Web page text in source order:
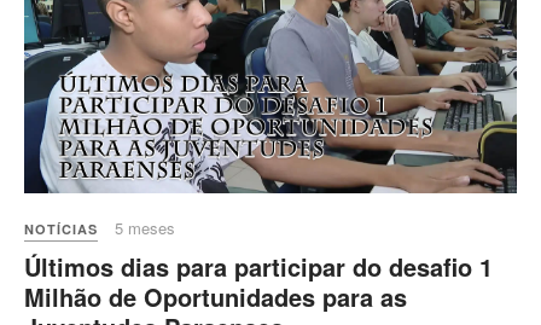
NOTÍCIAS 5 meses
Últimos dias para participar do desafio 1
Milhão de Oportunidades para as